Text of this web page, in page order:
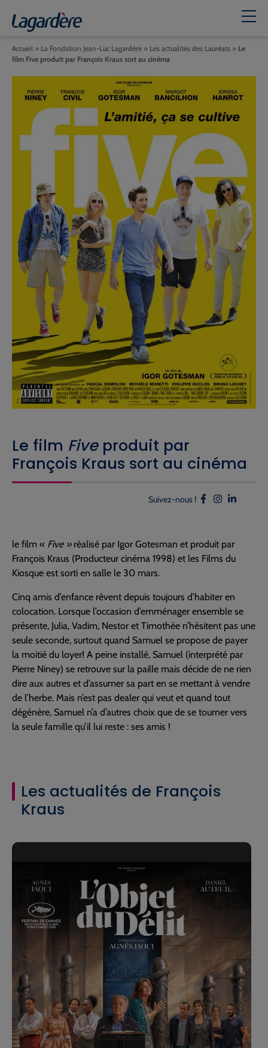
Le film Fiveproduit par
François Kraus sort au cinéma
Accueil » La Fondation Jean-Luc Lagardère » Les actualités des Lauréats » Le
film Five produit par François Kraus sort au cinéma
Suivez-nous !
le film « Five »réalisé par Igor Gotesman et produit par
François Kraus (Producteur cinéma 1998) et les Films du
Kiosque est sorti en salle le 30 mars.
Cinq amis d’enfance rêvent depuis toujours d’habiter en
colocation. Lorsque l’occasion d’emménager ensemble se
présente, Julia, Vadim, Nestor et Timothée n’hésitent pas une
seule seconde, surtout quand Samuel se propose de payer
la moitié du loyer! A peine installé, Samuel (interprété par
Pierre Niney) se retrouve sur la paille mais décide de ne rien
dire aux autres et d’assumer sa part en se mettant à vendre
de l’herbe. Mais n’est pas dealer qui veut et quand tout
dégénère, Samuel n’a d’autres choix que de se tourner vers
la seule famille qu’il lui reste : ses amis !
Les actualités de François
Kraus